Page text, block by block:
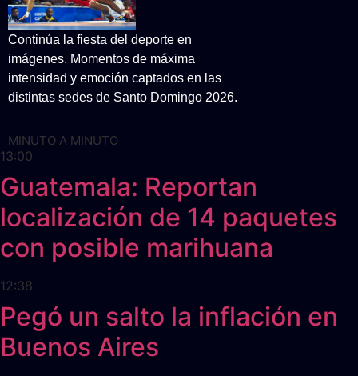
Continúa la fiesta del deporte en
imágenes. Momentos de máxima
intensidad y emoción captados en las
distintas sedes de Santo Domingo 2026.
MINUTO A MINUTO
13:00
Guatemala: Reportan
localización de 14 paquetes
con posible marihuana
12:38
Pegó un salto la inflación en
Buenos Aires